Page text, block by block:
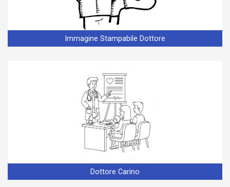
Immagine Stampabile Dottore
Dottore Carino